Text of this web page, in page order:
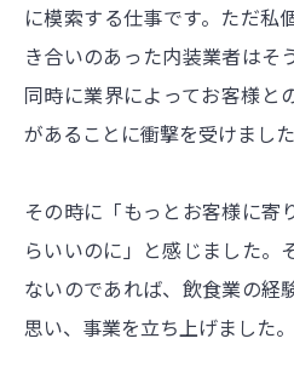
に模索する仕事です。ただ私
き合いのあった内装業者はそ
同時に業界によってお客様と
があることに衝撃を受けました
その時に「もっとお客様に寄
らいいのに」と感じました。
ないのであれば、飲食業の経
思い、事業を立ち上げました。